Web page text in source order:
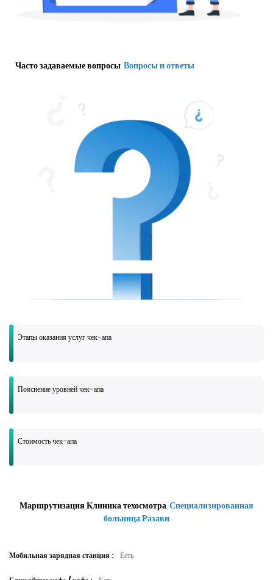
Часто задаваемые вопросы Вопросы и ответы
Этапы оказания услуг чек-апа
Пояснение уровней чек-апа
Стоимость чек-апа
Маршрутизация Клиника техосмотра Специализированная
больница Разави
Мобильная зарядная станция : Есть